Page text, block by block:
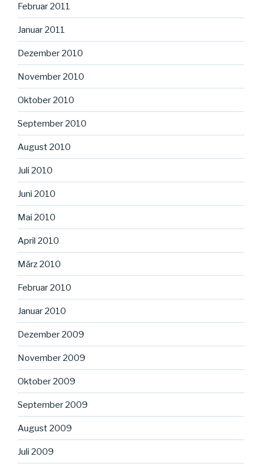
Februar 2011
Januar 2011
Dezember 2010
November 2010
Oktober 2010
September 2010
August 2010
Juli 2010
Juni 2010
Mai 2010
April 2010
März 2010
Februar 2010
Januar 2010
Dezember 2009
November 2009
Oktober 2009
September 2009
August 2009
Juli 2009